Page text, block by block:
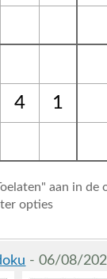
4 1
aan in de
opties
- 06/08/